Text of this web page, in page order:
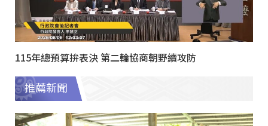
115年總預算拚表決 第二輪協商朝野續攻防
推薦新聞